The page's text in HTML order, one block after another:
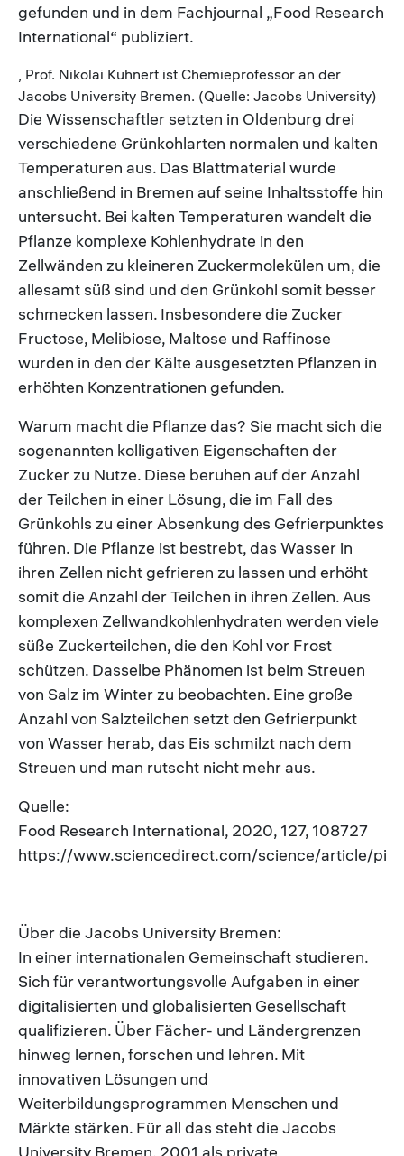
gefunden und in dem Fachjournal „Food Research
International“ publiziert.
, Prof. Nikolai Kuhnert ist Chemieprofessor an der
Jacobs University Bremen. (Quelle: Jacobs University)
Die Wissenschaftler setzten in Oldenburg drei
verschiedene Grünkohlarten normalen und kalten
Temperaturen aus. Das Blattmaterial wurde
anschließend in Bremen auf seine Inhaltsstoffe hin
untersucht. Bei kalten Temperaturen wandelt die
Pflanze komplexe Kohlenhydrate in den
Zellwänden zu kleineren Zuckermolekülen um, die
allesamt süß sind und den Grünkohl somit besser
schmecken lassen. Insbesondere die Zucker
Fructose, Melibiose, Maltose und Raffinose
wurden in den der Kälte ausgesetzten Pflanzen in
erhöhten Konzentrationen gefunden.
Warum macht die Pflanze das? Sie macht sich die
sogenannten kolligativen Eigenschaften der
Zucker zu Nutze. Diese beruhen auf der Anzahl
der Teilchen in einer Lösung, die im Fall des
Grünkohls zu einer Absenkung des Gefrierpunktes
führen. Die Pflanze ist bestrebt, das Wasser in
ihren Zellen nicht gefrieren zu lassen und erhöht
somit die Anzahl der Teilchen in ihren Zellen. Aus
komplexen Zellwandkohlenhydraten werden viele
süße Zuckerteilchen, die den Kohl vor Frost
schützen. Dasselbe Phänomen ist beim Streuen
von Salz im Winter zu beobachten. Eine große
Anzahl von Salzteilchen setzt den Gefrierpunkt
von Wasser herab, das Eis schmilzt nach dem
Streuen und man rutscht nicht mehr aus.
Quelle:
Food Research International, 2020, 127, 108727
https://www.sciencedirect.com/science/article/pii/
Über die Jacobs University Bremen:
In einer internationalen Gemeinschaft studieren.
Sich für verantwortungsvolle Aufgaben in einer
digitalisierten und globalisierten Gesellschaft
qualifizieren. Über Fächer- und Ländergrenzen
hinweg lernen, forschen und lehren. Mit
innovativen Lösungen und
Weiterbildungsprogrammen Menschen und
Märkte stärken. Für all das steht die Jacobs
University Bremen. 2001 als private,